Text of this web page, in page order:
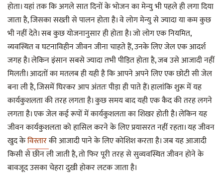
होता। यहां तक कि अगले सात दिनों के भोजन का मेन्यु भी पहले ही लगा दिया
जाता है, जिसका सख्ती से पालन होता है। वे लोग मेन्यु से ज्यादा या कम कुछ
भी नहीं देते। सब कुछ योजनानुसार ही होता है। जो लोग एक नियमित,
व्यवस्थित व घटनाविहीन जीवन जीना चाहते हैं, उनके लिए जेल एक आदर्श
जगह है। लेकिन इंसान सबसे ज्यादा तभी पीड़ित होता है, जब उसे आजादी नहीं
मिलती। आदतों का मतलब ही यही है कि आपने अपने लिए एक छोटी सी जेल
बना ली है, जिसमें घिरकर आप अंततः पीड़ा ही पाते हैं। हालांकि शुरू में यह
कार्यकुशलता की तरह लगता है। कुछ समय बाद यही एक कैद की तरह लगने
लगता है। एक जेल कई रूपों में कार्यकुशलता का शिखर होती है। लेकिन यह
जीवन कार्यकुशलता को हासिल करने के लिए प्रयासरत नहीं रहता। यह जीवन
खुद केविस्तारकी आजादी पाने के लिए कोशिश करता है। जब यह आजादी
किसी से छीन ली जाती है, तो फिर पूरी तरह से सुव्यवस्थित जीवन होने के
बावजूद उसका चेहरा दुखी होकर लटक जाता है।